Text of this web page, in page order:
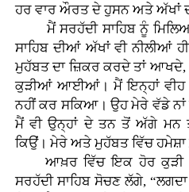
ਹਰ ਵਾਰ ਔਰਤ ਦੇ ਹੁਸਨ ਅਤੇ ਅੱਖਾਂ
ਮੈਂ ਸਰਹੱਦੀ ਸਾਹਿਬ ਨੂੰ ਮਿਲਿਆ
ਸਾਹਿਬ ਦੀਆਂ ਅੱਖਾਂ ਵੀ ਨੀਲੀਆਂ
ਮੁਹੱਬਤ ਦਾ ਜ਼ਿਕਰ ਕਰਦੇ ਤਾਂ ਆਖਦੇ,
ਕੁੜੀਆਂ ਆਈਆਂ। ਮੈਂ ਇਨ੍ਹਾਂ ਵੀਹ
ਨਹੀਂ ਕਰ ਸਕਿਆ। ਉਹ ਮੇਰੇ ਵੱਡੇ
ਮੈਂ ਵੀ ਉਨ੍ਹਾਂ ਦੇ ਤਨ ਤੋਂ ਅੱਗੇ ਮਨ
ਕਿਉਂ। ਮੇਰੇ ਅਤੇ ਮੁਹੱਬਤ ਵਿੱਚ ਹਮੇਸ਼ਾ
ਆਖ਼ਰ ਵਿੱਚ ਇਕ ਹੋਰ ਕੁੜੀ
ਸਰਹੱਦੀ ਸਾਹਿਬ ਸੋਚਣ ਲੱਗੇ,